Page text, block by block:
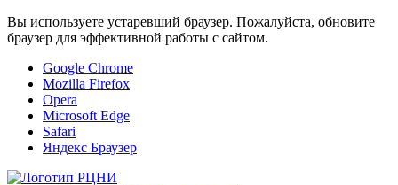
Вы используете устаревший браузер. Пожалуйста, обновите
браузер для эффективной работы с сайтом.
Google Chrome
Mozilla Firefox
Opera
Microsoft Edge
Safari
Яндекс Браузер